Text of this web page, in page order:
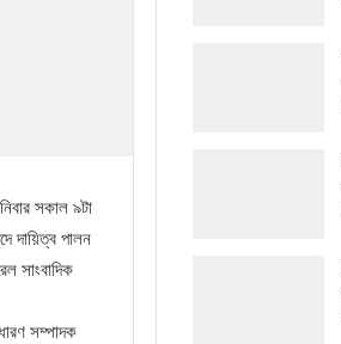
সকাল ৯টা
দায়িত্ব পালন
সাংবাদিক
সম্পাদক